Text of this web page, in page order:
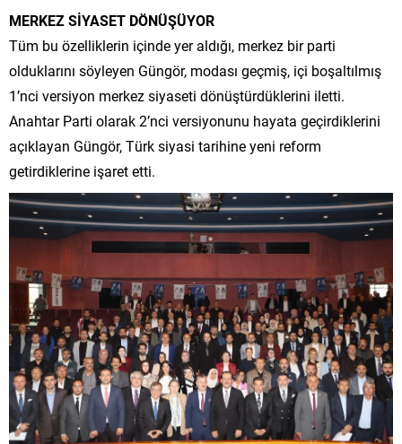
MERKEZ SİYASET DÖNÜŞÜYOR
Tüm bu özelliklerin içinde yer aldığı, merkez bir parti
olduklarını söyleyen Güngör, modası geçmiş, içi boşaltılmış
1’nci versiyon merkez siyaseti dönüştürdüklerini iletti.
Anahtar Parti olarak 2’nci versiyonunu hayata geçirdiklerini
açıklayan Güngör, Türk siyasi tarihine yeni reform
getirdiklerine işaret etti.